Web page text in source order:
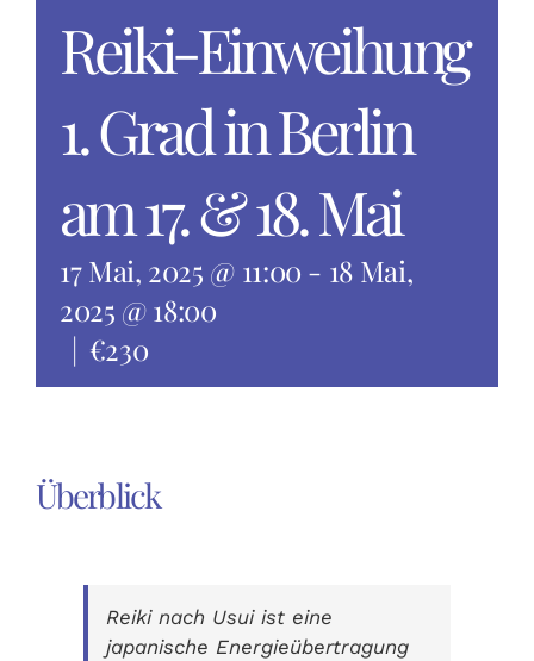
Reiki-Einweihung
1. Grad in Berlin
am 17. & 18. Mai
17 Mai, 2025 @ 11:00 - 18 Mai,
2025 @ 18:00
| €230
Überblick
Reiki nach Usui ist eine
japanische Energieübertragung